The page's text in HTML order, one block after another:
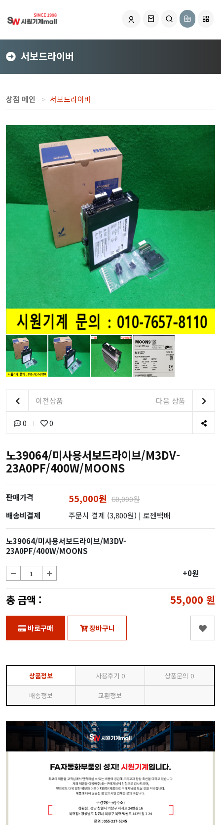
서보드라이버
상점 메인 서보드라이버
이전상품 다음 상품
0 0
노39064/미사용서보드라이브/M3DV-
23A0PF/400W/MOONS
판매가격 55,000원 60,000원
배송비결제
주문시 결제 (3,800원) | 로젠택배
노39064/미사용서보드라이브/M3DV-
23A0PF/400W/MOONS
+0원
총 금액 : 55,000 원
바로구매 장바구니
상품정보 사용후기 0 상품문의 0
배송정보 교환정보